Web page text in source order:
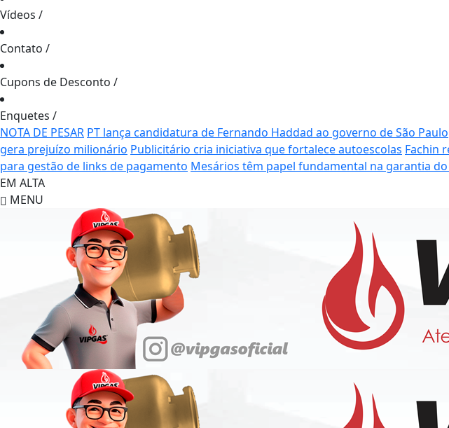
Vídeos /
Contato /
Cupons de Desconto /
Enquetes /
NOTA DE PESAR PT lança candidatura de Fernando Haddad ao governo de São Paulo
gera prejuízo milionário Publicitário cria iniciativa que fortalece autoescolas Fachin
para gestão de links de pagamento Mesários têm papel fundamental na garantia
EM ALTA
MENU